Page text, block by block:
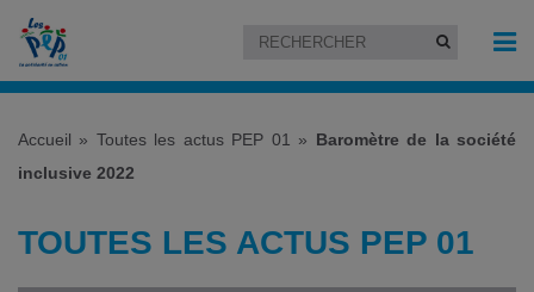
Accueil » Toutes les actus PEP 01 » Baromètre de la société
inclusive 2022
TOUTES LES ACTUS PEP 01